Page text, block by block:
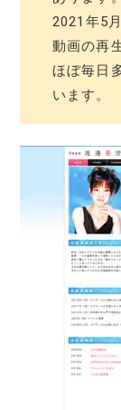
2021年5
動画の再
ほぼ毎日
います。